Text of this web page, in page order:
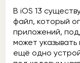
В iOS 13
файл, который
приложений,
может
ещё одно